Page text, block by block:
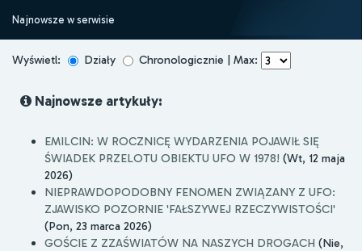
Najnowsze w serwisie
Wyświetl: Działy Chronologicznie | Max:
Najnowsze artykuły:
EMILCIN: W ROCZNICĘ WYDARZENIA POJAWIŁ SIĘ
ŚWIADEK PRZELOTU OBIEKTU UFO W 1978! (Wt, 12 maja
2026)
NIEPRAWDOPODOBNY FENOMEN ZWIĄZANY Z UFO:
ZJAWISKO POZORNIE 'FAŁSZYWEJ RZECZYWISTOŚCI'
(Pon, 23 marca 2026)
GOŚCIE Z ZZAŚWIATÓW NA NASZYCH DROGACH (Nie,